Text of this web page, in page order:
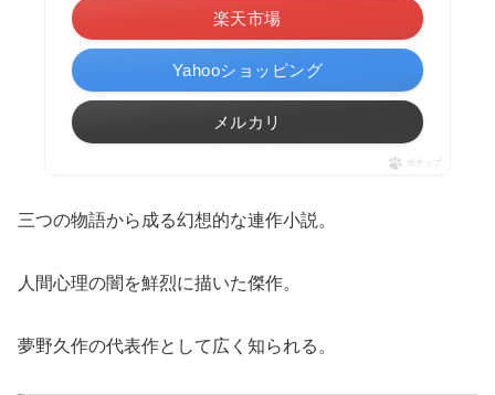
楽天市場
Yahooショッピング
メルカリ
ポチップ
三つの物語から成る幻想的な連作小説。
人間心理の闇を鮮烈に描いた傑作。
夢野久作の代表作として広く知られる。